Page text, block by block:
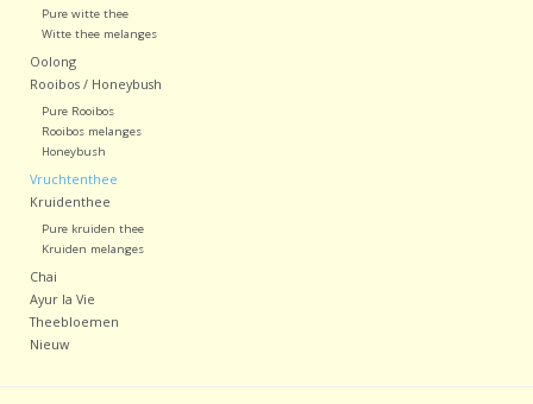
Pure witte thee
Witte thee melanges
Oolong
Rooibos / Honeybush
Pure Rooibos
Rooibos melanges
Honeybush
Vruchtenthee
Kruidenthee
Pure kruiden thee
Kruiden melanges
Chai
Ayur la Vie
Theebloemen
Nieuw